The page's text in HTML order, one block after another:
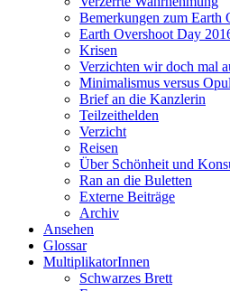
Bemerkungen zum Earth
Earth Overshoot Day
Krisen
Verzichten wir doch mal
Minimalismus versus
Brief an die Kanzlerin
Teilzeithelden
Verzicht
Reisen
Über Schönheit und
Ran an die Buletten
Externe Beiträge
Archiv
Ansehen
Glossar
MultiplikatorInnen
Schwarzes Brett